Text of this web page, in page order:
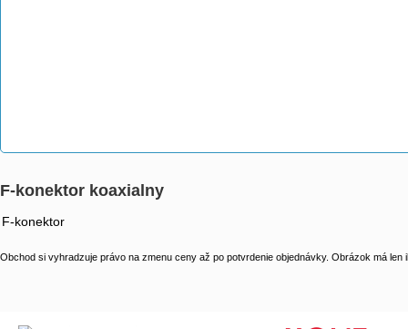
F-konektor koaxialny
F-konektor
Obchod si vyhradzuje právo na zmenu ceny až po potvrdenie objednávky. Obrázok má len